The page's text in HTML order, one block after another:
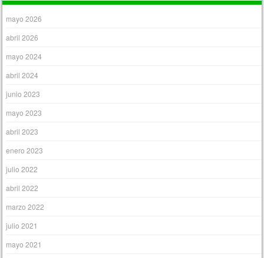
mayo 2026
abril 2026
mayo 2024
abril 2024
junio 2023
mayo 2023
abril 2023
enero 2023
julio 2022
abril 2022
marzo 2022
julio 2021
mayo 2021